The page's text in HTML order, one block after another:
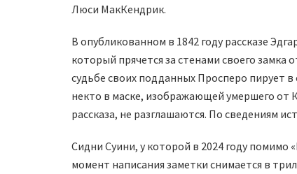
Люси МакКендрик.
В опубликованном в 1842 году рассказе
который прячется за стенами своего
судьбе своих подданных Просперо пирует
некто в маске, изображающей умершего от
рассказа, не разглашаются. По сведениям
Сидни Суини, у которой в 2024 году
момент написания заметки снимается в